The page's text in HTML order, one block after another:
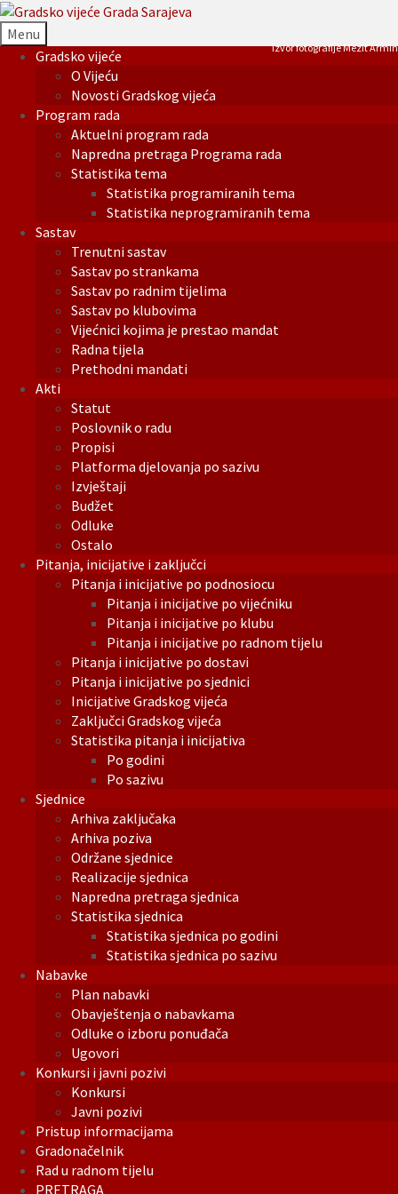
Menu
Gradsko vijeće
O Vijeću
Novosti Gradskog vijeća
Program rada
Aktuelni program rada
Napredna pretraga Programa rada
Statistika tema
Statistika programiranih tema
Statistika neprogramiranih tema
Sastav
Trenutni sastav
Sastav po strankama
Sastav po radnim tijelima
Sastav po klubovima
Vijećnici kojima je prestao mandat
Radna tijela
Prethodni mandati
Akti
Statut
Poslovnik o radu
Propisi
Platforma djelovanja po sazivu
Izvještaji
Budžet
Odluke
Ostalo
Pitanja, inicijative i zaključci
Pitanja i inicijative po podnosiocu
Pitanja i inicijative po vijećniku
Pitanja i inicijative po klubu
Pitanja i inicijative po radnom tijelu
Pitanja i inicijative po dostavi
Pitanja i inicijative po sjednici
Inicijative Gradskog vijeća
Zaključci Gradskog vijeća
Statistika pitanja i inicijativa
Po godini
Po sazivu
Sjednice
Arhiva zaključaka
Arhiva poziva
Održane sjednice
Realizacije sjednica
Napredna pretraga sjednica
Statistika sjednica
Statistika sjednica po godini
Statistika sjednica po sazivu
Nabavke
Plan nabavki
Obavještenja o nabavkama
Odluke o izboru ponuđača
Ugovori
Konkursi i javni pozivi
Konkursi
Javni pozivi
Pristup informacijama
Gradonačelnik
Rad u radnom tijelu
PRETRAGA
Izvor fotografije Mezit Armin